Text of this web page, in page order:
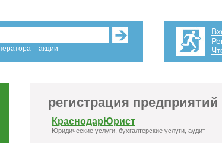
акции
регистрация предприятий
КраснодарЮрист
Юридические услуги, бухгалтерские услуги, аудит